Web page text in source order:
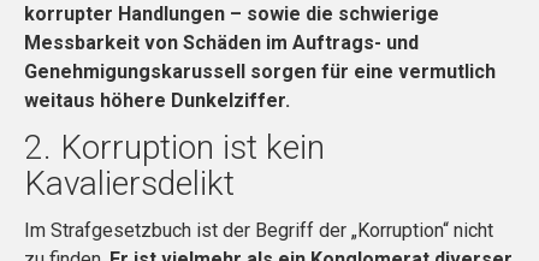
korrupter Handlungen – sowie die schwierige
Messbarkeit von Schäden im Auftrags- und
Genehmigungskarussell sorgen für eine vermutlich
weitaus höhere Dunkelziffer.
2. Korruption ist kein
Kavaliersdelikt
Im Strafgesetzbuch ist der Begriff der „Korruption“ nicht